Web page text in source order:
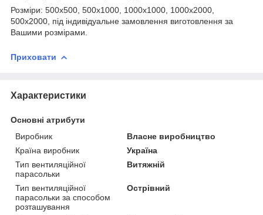
Розміри: 500х500, 500х1000, 1000х1000, 1000х2000,
500х2000, під індивідуальне замовлення виготовлення за
Вашими розмірами.
Приховати
Характеристики
Основні атрибути
Виробник
Власне виробництво
Країна виробник
Україна
Тип вентиляційної
парасольки
Витяжній
Тип вентиляційної
парасольки за способом
розташування
Острівний